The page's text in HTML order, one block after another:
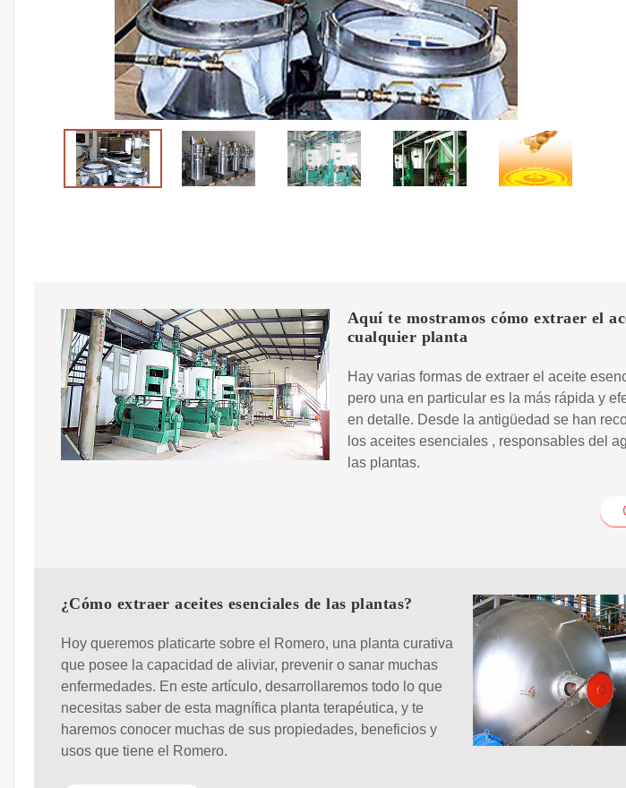
Aquí te mostramos cómo extraer el
cualquier planta
Hay varias formas de extraer el aceite
pero una en particular es la más rápida y
en detalle. Desde la antigüedad se han
los aceites esenciales , responsables del
las plantas.
¿Cómo extraer aceites esenciales de las plantas?
Hoy queremos platicarte sobre el Romero, una planta curativa
que posee la capacidad de aliviar, prevenir o sanar muchas
enfermedades. En este artículo, desarrollaremos todo lo que
necesitas saber de esta magnífica planta terapéutica, y te
haremos conocer muchas de sus propiedades, beneficios y
usos que tiene el Romero.